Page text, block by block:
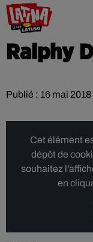
Ralphy
Publié : 16 mai 2018
Cet élément
dépôt de
souhaitez
en